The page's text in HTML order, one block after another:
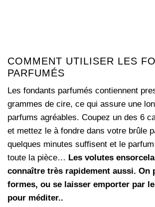
COMMENT UTILISER LES
PARFUMÉS
Les fondants parfumés contiennent
grammes de cire, ce qui assure une
parfums agréables. Coupez un des 6
et mettez le à fondre dans votre brûle
quelques minutes suffisent et le parfum
toute la pièce… Les volutes
connaître très rapidement aussi. On
formes, ou se laisser emporter par
pour méditer..